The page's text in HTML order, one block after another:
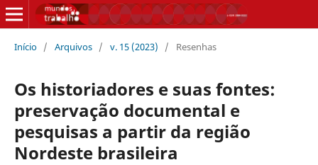
Início / Arquivos / v. 15 (2023) / Resenhas
Os historiadores e suas fontes:
preservação documental e
pesquisas a partir da região
Nordeste brasileira